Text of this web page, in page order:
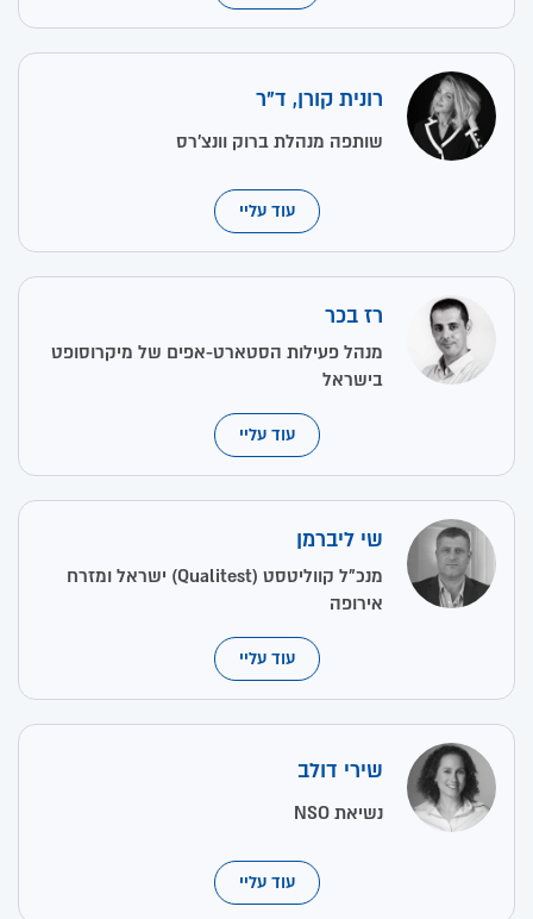
רונית קורן, ד"ר
שותפה מנהלת ברוק וונצ'רס
עוד עליי
רז בכר
מנהל פעילות הסטארט-אפים של מיקרוסופט
בישראל
עוד עליי
שי ליברמן
מנכ"ל קווליטסט (Qualitest) ישראל ומזרח
אירופה
עוד עליי
שירי דולב
נשיאת NSO
עוד עליי